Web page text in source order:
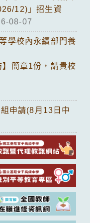
12)」招生資
08-07
學校內永續部門養
簡章1份，請貴校
申請(8月13日中